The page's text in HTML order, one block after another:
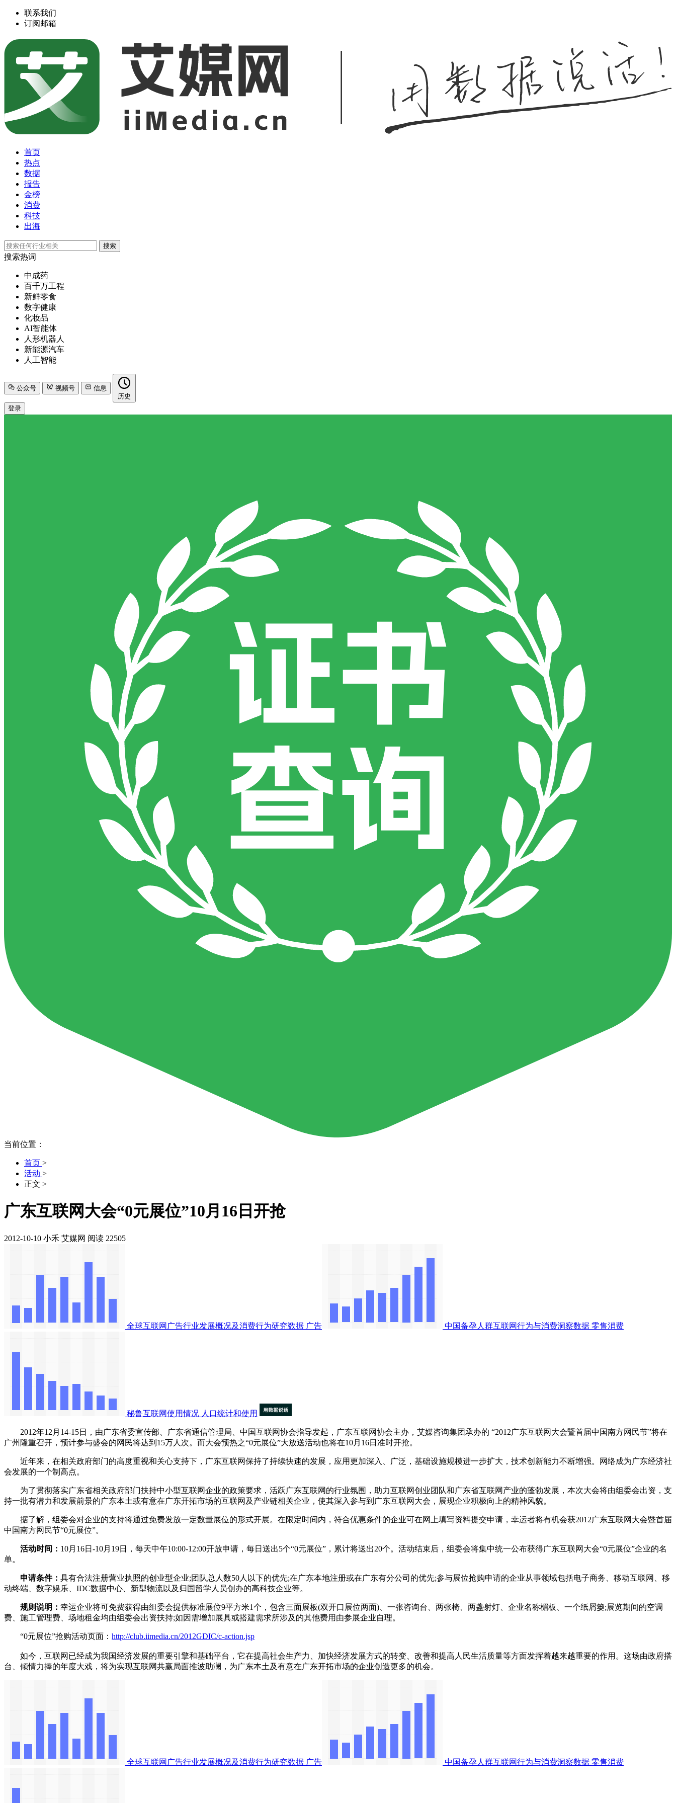
联系我们
订阅邮箱
首页
热点
数据
报告
金榜
消费
科技
出海
搜索
搜索热词
中成药
百千万工程
新鲜零食
数字健康
化妆品
AI智能体
人形机器人
新能源汽车
人工智能
公众号 视频号
信息
历史
登录
当前位置：
首页 >
活动 >
正文 >
广东互联网大会“0元展位”10月16日开抢
2012-10-10 小禾 艾媒网 阅读 22505
全球互联网广告行业发展概况及消费行为研究数据 广告 中国备孕人群互联网行为与消费洞察数据 零售消费
秘鲁互联网使用情况 人口统计和使用
2012年12月14-15日，由广东省委宣传部、广东省通信管理局、中国互联网协会指导发起，广东互联网协会主办，艾媒咨询集团承办的 “2012广东互联网大会暨首届中国南方网民节”将在
广州隆重召开，预计参与盛会的网民将达到15万人次。而大会预热之“0元展位”大放送活动也将在10月16日准时开抢。
近年来，在相关政府部门的高度重视和关心支持下，广东互联网保持了持续快速的发展，应用更加深入、广泛，基础设施规模进一步扩大，技术创新能力不断增强。网络成为广东经济社
会发展的一个制高点。
为了贯彻落实广东省相关政府部门扶持中小型互联网企业的政策要求，活跃广东互联网的行业氛围，助力互联网创业团队和广东省互联网产业的蓬勃发展，本次大会将由组委会出资，支
持一批有潜力和发展前景的广东本土或有意在广东开拓市场的互联网及产业链相关企业，使其深入参与到广东互联网大会，展现企业积极向上的精神风貌。
据了解，组委会对企业的支持将通过免费发放一定数量展位的形式开展。在限定时间内，符合优惠条件的企业可在网上填写资料提交申请，幸运者将有机会获2012广东互联网大会暨首届
中国南方网民节“0元展位”。
活动时间： 10月16日-10月19日，每天中午10:00-12:00开放申请，每日送出5个“0元展位”，累计将送出20个。活动结束后，组委会将集中统一公布获得广东互联网大会“0元展位”企业的名
单。
申请条件： 具有合法注册营业执照的创业型企业;团队总人数50人以下的优先;在广东本地注册或在广东有分公司的优先;参与展位抢购申请的企业从事领域包括电子商务、移动互联网、移
动终端、数字娱乐、IDC数据中心、新型物流以及归国留学人员创办的高科技企业等。
规则说明： 幸运企业将可免费获得由组委会提供标准展位9平方米1个，包含三面展板(双开口展位两面)、一张咨询台、两张椅、两盏射灯、企业名称楣板、一个纸屑篓;展览期间的空调
费、施工管理费、场地租金均由组委会出资扶持;如因需增加展具或搭建需求所涉及的其他费用由参展企业自理。
“0元展位”抢购活动页面： http://club.iimedia.cn/2012GDIC/c-action.jsp
如今，互联网已经成为我国经济发展的重要引擎和基础平台，它在提高社会生产力、加快经济发展方式的转变、改善和提高人民生活质量等方面发挥着越来越重要的作用。这场由政府搭
台、倾情力捧的年度大戏，将为实现互联网共赢局面推波助澜，为广东本土及有意在广东开拓市场的企业创造更多的机会。
全球互联网广告行业发展概况及消费行为研究数据 广告 中国备孕人群互联网行为与消费洞察数据 零售消费